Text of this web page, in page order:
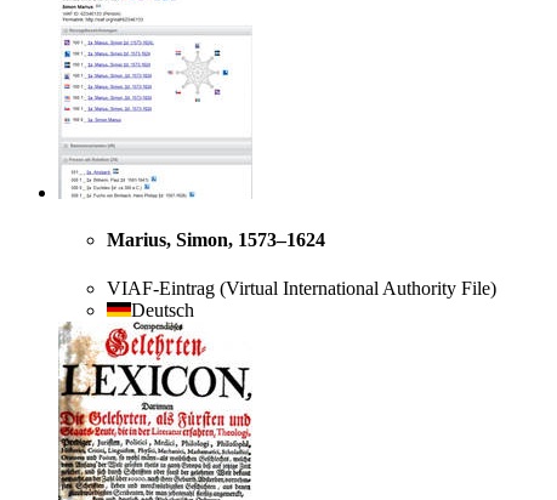
Marius, Simon, 1573–1624
VIAF-Eintrag (Virtual International Authority File)
Deutsch